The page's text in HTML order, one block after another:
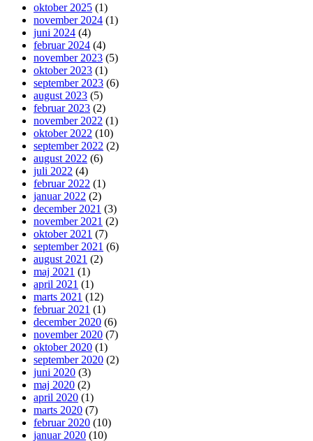
oktober 2025 (1)
november 2024 (1)
juni 2024 (4)
februar 2024 (4)
november 2023 (5)
oktober 2023 (1)
september 2023 (6)
august 2023 (5)
februar 2023 (2)
november 2022 (1)
oktober 2022 (10)
september 2022 (2)
august 2022 (6)
juli 2022 (4)
februar 2022 (1)
januar 2022 (2)
december 2021 (3)
november 2021 (2)
oktober 2021 (7)
september 2021 (6)
august 2021 (2)
maj 2021 (1)
april 2021 (1)
marts 2021 (12)
februar 2021 (1)
december 2020 (6)
november 2020 (7)
oktober 2020 (1)
september 2020 (2)
juni 2020 (3)
maj 2020 (2)
april 2020 (1)
marts 2020 (7)
februar 2020 (10)
januar 2020 (10)